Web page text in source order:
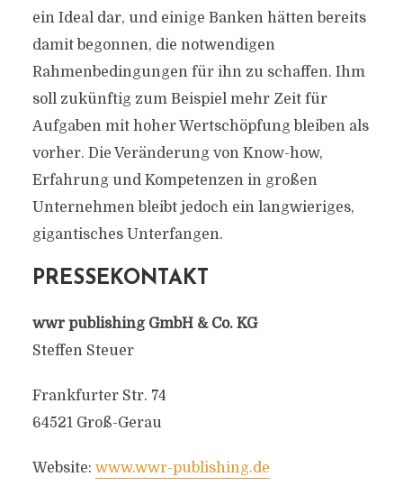
ein Ideal dar, und einige Banken hätten bereits
damit begonnen, die notwendigen
Rahmenbedingungen für ihn zu schaffen. Ihm
soll zukünftig zum Beispiel mehr Zeit für
Aufgaben mit hoher Wertschöpfung bleiben als
vorher. Die Veränderung von Know-how,
Erfahrung und Kompetenzen in großen
Unternehmen bleibt jedoch ein langwieriges,
gigantisches Unterfangen.
PRESSEKONTAKT
wwr publishing GmbH & Co. KG
Steffen Steuer
Frankfurter Str. 74
64521 Groß-Gerau
Website: www.wwr-publishing.de